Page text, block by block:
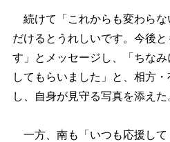
続けて「これからも変わらな
だけるとうれしいです。今後
す」とメッセージし、「ちな
してもらいました」と、相方
し、自身が見守る写真を添えた
一方、南も「いつも応援して